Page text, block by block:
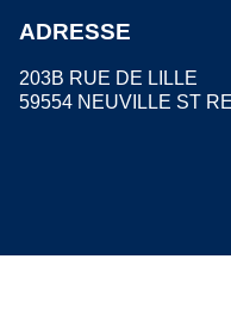
ADRESSE
203B RUE DE LILLE
59554 NEUVILLE ST